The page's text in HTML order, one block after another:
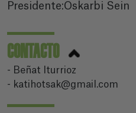
Presidente:Oskarbi Sein
CONTACTO
- Beñat Iturrioz
- katihotsak@gmail.com